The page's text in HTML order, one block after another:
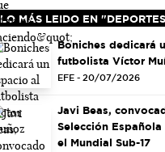
LO MÁS LEIDO EN
Boniches dedicará
futbolista Víctor
EFE - 20/07/2026
Javi Beas,
Selección
el Mundial Sub-17